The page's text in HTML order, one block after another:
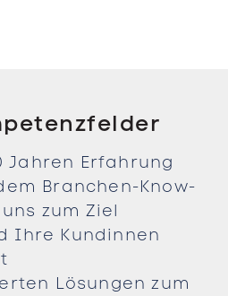
Jahren Erfahrung
Branchen-Know-
zum Ziel
Ihre Kundinnen
Lösungen zum